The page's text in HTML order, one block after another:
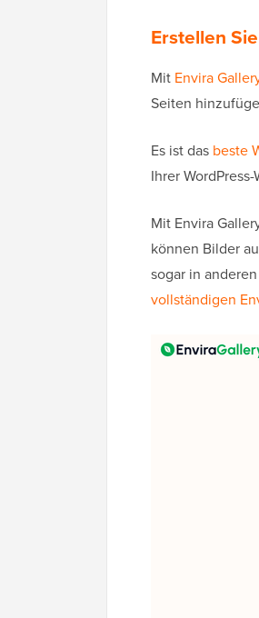
Erstellen
Mit Envira
Seiten
Es ist das beste
Ihrer
Mit Envira
können Bilder
sogar in
vollständigen